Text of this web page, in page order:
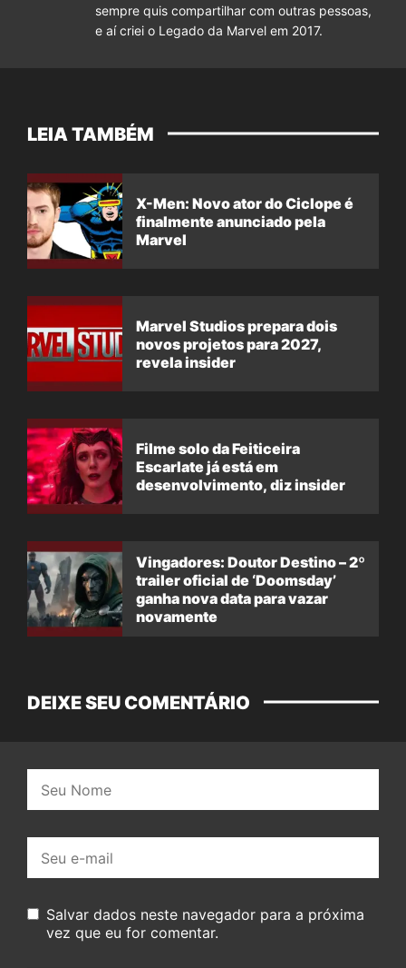
sempre quis compartilhar com outras pessoas,
e aí criei o Legado da Marvel em 2017.
LEIA TAMBÉM
X-Men: Novo ator do Ciclope é
finalmente anunciado pela
Marvel
Marvel Studios prepara dois
novos projetos para 2027,
revela insider
Filme solo da Feiticeira
Escarlate já está em
desenvolvimento, diz insider
Vingadores: Doutor Destino – 2º
trailer oficial de ‘Doomsday’
ganha nova data para vazar
novamente
DEIXE SEU COMENTÁRIO
mail:
Salvar dados neste navegador para a próxima
vez que eu for comentar.